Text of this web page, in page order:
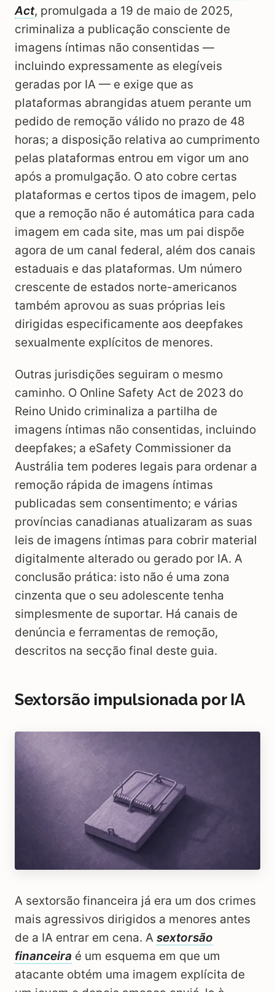
Act, promulgada a 19 de maio de 2025,
criminaliza a publicação consciente de
imagens íntimas não consentidas —
incluindo expressamente as elegíveis
geradas por IA — e exige que as
plataformas abrangidas atuem perante um
pedido de remoção válido no prazo de 48
horas; a disposição relativa ao cumprimento
pelas plataformas entrou em vigor um ano
após a promulgação. O ato cobre certas
plataformas e certos tipos de imagem, pelo
que a remoção não é automática para cada
imagem em cada site, mas um pai dispõe
agora de um canal federal, além dos canais
estaduais e das plataformas. Um número
crescente de estados norte-americanos
também aprovou as suas próprias leis
dirigidas especificamente aos deepfakes
sexualmente explícitos de menores.
Outras jurisdições seguiram o mesmo
caminho. O Online Safety Act de 2023 do
Reino Unido criminaliza a partilha de
imagens íntimas não consentidas, incluindo
deepfakes; a eSafety Commissioner da
Austrália tem poderes legais para ordenar a
remoção rápida de imagens íntimas
publicadas sem consentimento; e várias
províncias canadianas atualizaram as suas
leis de imagens íntimas para cobrir material
digitalmente alterado ou gerado por IA. A
conclusão prática: isto não é uma zona
cinzenta que o seu adolescente tenha
simplesmente de suportar. Há canais de
denúncia e ferramentas de remoção,
descritos na secção final deste guia.
Sextorsão impulsionada por IA
A sextorsão financeira já era um dos crimes
mais agressivos dirigidos a menores antes
de a IA entrar em cena. A sextorsão
financeira é um esquema em que um
atacante obtém uma imagem explícita de